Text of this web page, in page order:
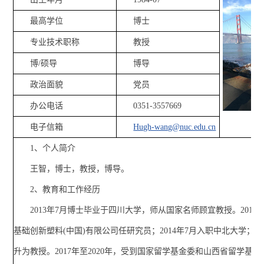
最高学位 博士
专业技术职称 教授
博/硕导 博导
政治面貌 党员
办公电话 0351-3557669
电子信箱 Hugh-wang@nuc.edu.cn
1、个人简介
王智，博士，教授，博导。
2、教育和工作经历
2013年7月博士毕业于四川大学，师从国家名师顾宜教授。2013
基础创新塑料(中国)有限公司任研究员；2014年7月入职中北大学；
升为教授。2017年至2020年，受到国家留学基金委和山西省留学基